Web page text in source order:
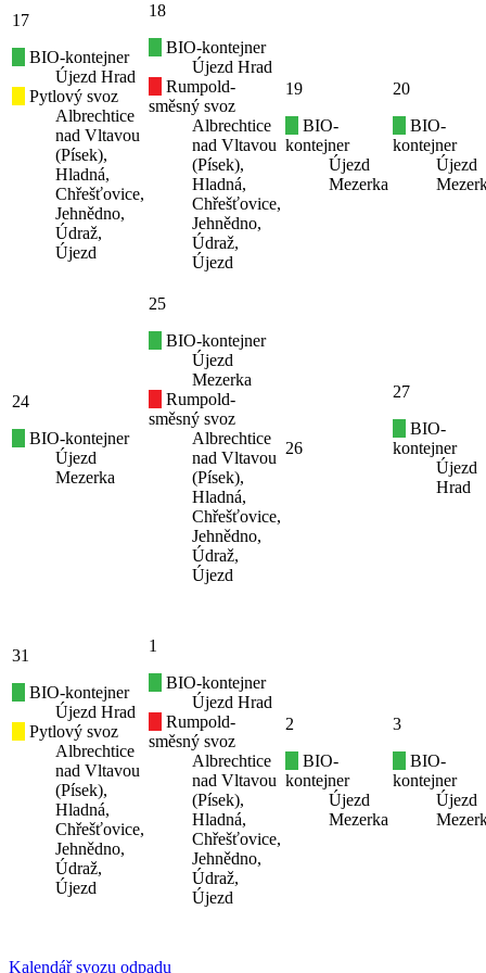
17
BIO-kontejner
Újezd Hrad
Pytlový svoz
Albrechtice
nad Vltavou
(Písek),
Hladná,
Chřešťovice,
Jehnědno,
Údraž,
Újezd
18
BIO-kontejner
Újezd Hrad
Rumpold-
směsný svoz
Albrechtice
nad Vltavou
(Písek),
Hladná,
Chřešťovice,
Jehnědno,
Údraž,
Újezd
19
BIO-
kontejner
Újezd
Mezerka
20
BIO-
kontejner
Újezd
24
BIO-kontejner
Újezd
Mezerka
25
BIO-kontejner
Újezd
Mezerka
Rumpold-
směsný svoz
Albrechtice
nad Vltavou
(Písek),
Hladná,
Chřešťovice,
Jehnědno,
Údraž,
Újezd
26
27
BIO-
kontejner
Újezd
Hrad
31
BIO-kontejner
Újezd Hrad
Pytlový svoz
Albrechtice
nad Vltavou
(Písek),
Hladná,
Chřešťovice,
Jehnědno,
Údraž,
Újezd
1
BIO-kontejner
Újezd Hrad
Rumpold-
směsný svoz
Albrechtice
nad Vltavou
(Písek),
Hladná,
Chřešťovice,
Jehnědno,
Údraž,
Újezd
2
BIO-
kontejner
Újezd
Mezerka
3
BIO-
kontejner
Újezd
Kalendář svozu odpadu